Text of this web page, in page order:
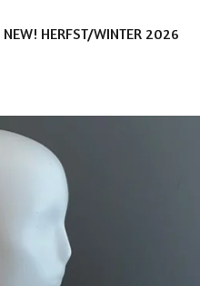
NEW! HERFST/WINTER 2026